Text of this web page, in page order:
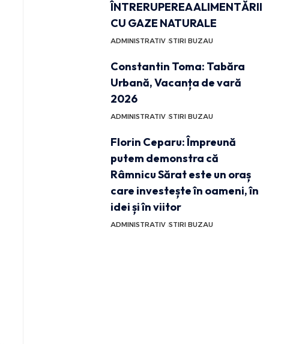
ÎNTRERUPEREA ALIMENTĂRII
CU GAZE NATURALE
ADMINISTRATIV STIRI BUZAU
Constantin Toma: Tabăra
Urbană, Vacanța de vară
2026
ADMINISTRATIV STIRI BUZAU
Florin Ceparu: Împreună
putem demonstra că
Râmnicu Sărat este un oraș
care investește în oameni, în
idei și în viitor
ADMINISTRATIV STIRI BUZAU